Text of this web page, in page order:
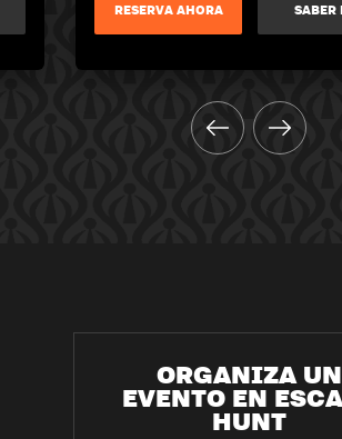
RESERVA AHORA SABER
ORGANIZA UN
EVENTO EN
HUNT